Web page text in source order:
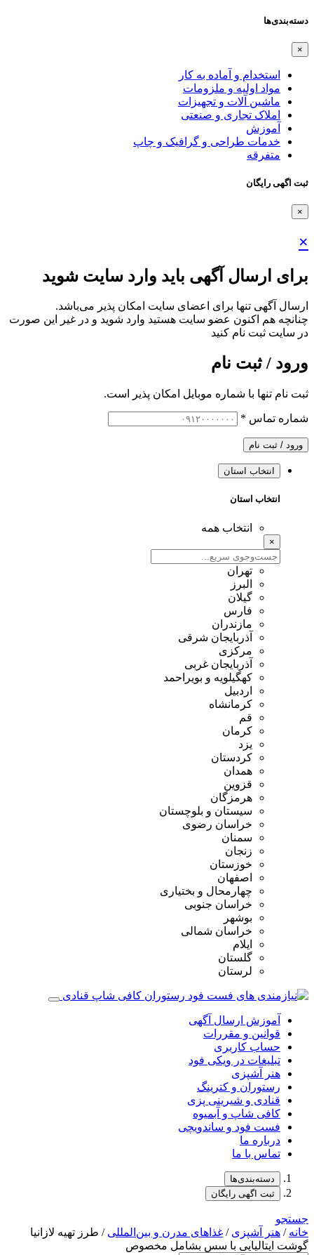
دسته‌بندی‌ها
×
استخدام و آماده به کار
مواد اولیه و ملزومات
ماشین آلات و تجهیزات
املاک تجاری و صنعتی
آموزش
خدمات طراحی و گرافیک و چاپ
متفرقه
ثبت اگهی رایگان
×
×
برای ارسال آگهی باید وارد سایت شوید
ارسال آگهی تنها برای اعضای سایت امکان پذیر می‌باشد.
چنانچه هم‌ اکنون عضو سایت هستید وارد شوید و در غیر این صورت
در سایت ثبت نام کنید
ورود / ثبت نام
ثبت نام تنها با شماره موبایل امکان پذیر است.
شماره تماس *
ورود / ثبت نام
انتخاب استان
انتخاب استان
انتخاب همه
×
تهران
البرز
گیلان
فارس
مازندران
آذربایجان شرقی
مرکزی
آذربایجان غربی
کهگیلویه و بویراحمد
اردبیل
کرمانشاه
قم
کرمان
یزد
کردستان
همدان
قزوین
هرمزگان
سیستان و بلوچستان
خراسان رضوی
سمنان
زنجان
خوزستان
اصفهان
چهارمحال و بختیاری
خراسان جنوبی
بوشهر
خراسان شمالی
ایلام
گلستان
لرستان
آموزش ارسال آگهی
قوانین و مقررات
حساب کاربری
تبلیغات در ویکی فود
هنر آشپزی
رستوران و کترینگ
قنادی و شیرینی پزی
کافی شاپ و آبمیوه
فست فود و ساندویچی
درباره ما
تماس با ما
دسته‌بندی‌ها
ثبت اگهی رایگان
جستجو
خانه / هنر آشپزی / غذاهای مدرن و بین‌المللی / طرز تهیه لازانیا
گوشت ایتالیایی با سس بشامل مخصوص